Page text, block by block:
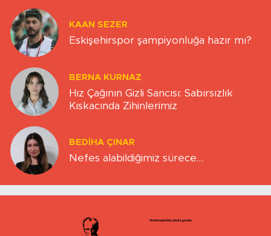
KAAN SEZER
Eskişehirspor şampiyonluğa hazır mı?
BERNA KURNAZ
Hız Çağının Gizli Sancısı: Sabırsızlık
Kıskacında Zihinlerimiz
BEDIHA ÇINAR
Nefes alabildiğimiz sürece…